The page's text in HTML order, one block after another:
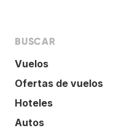
BUSCAR
Vuelos
Ofertas de vuelos
Hoteles
Autos